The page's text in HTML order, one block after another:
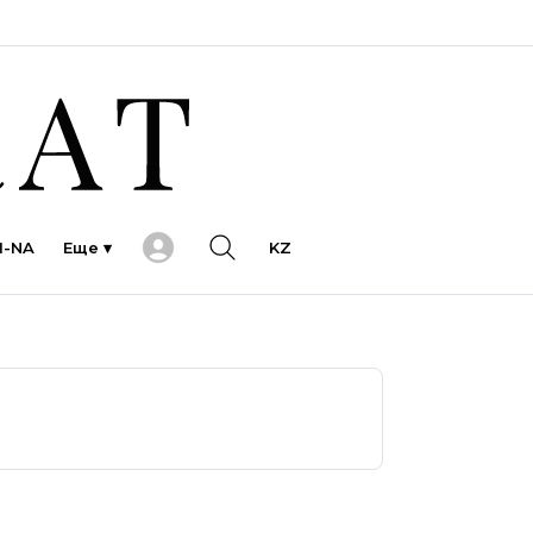
NA Еще ▾ KZ